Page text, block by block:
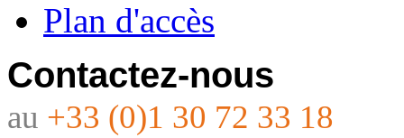
Plan d'accès
Contactez-nous
au +33 (0)1 30 72 33 18